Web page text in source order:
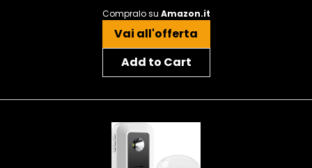
Compralo su Amazon.it
Vai all'offerta
Add to Cart